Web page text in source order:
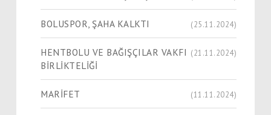
BOLUSPOR, ŞAHA KALKTI (25.11.2024)
HENTBOLU VE BAĞIŞÇILAR VAKFI
BİRLİKTELİĞİ
(21.11.2024)
MARİFET (11.11.2024)